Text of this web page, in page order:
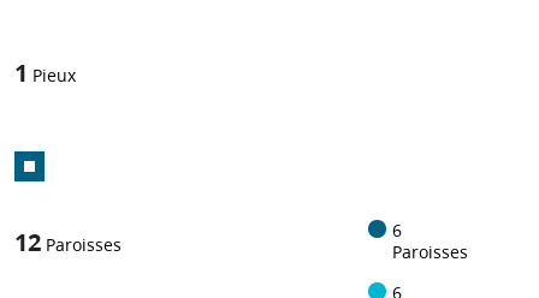
1 Pieux
12 Paroisses
6
Paroisses
6